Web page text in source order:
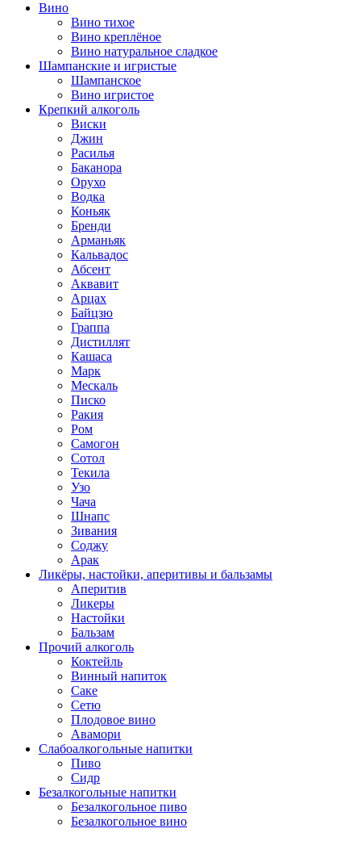
Вино
Вино тихое
Вино креплёное
Вино натуральное сладкое
Шампанские и игристые
Шампанское
Вино игристое
Крепкий алкоголь
Виски
Джин
Расилья
Баканора
Орухо
Водка
Коньяк
Бренди
Арманьяк
Кальвадос
Абсент
Аквавит
Арцах
Байцзю
Граппа
Дистиллят
Кашаса
Марк
Мескаль
Писко
Ракия
Ром
Самогон
Сотол
Текила
Узо
Чача
Шнапс
Зивания
Соджу
Арак
Ликёры, настойки, аперитивы и бальзамы
Аперитив
Ликеры
Настойки
Бальзам
Прочий алкоголь
Коктейль
Винный напиток
Саке
Сетю
Плодовое вино
Авамори
Слабоалкогольные напитки
Пиво
Сидр
Безалкогольные напитки
Безалкогольное пиво
Безалкогольное вино